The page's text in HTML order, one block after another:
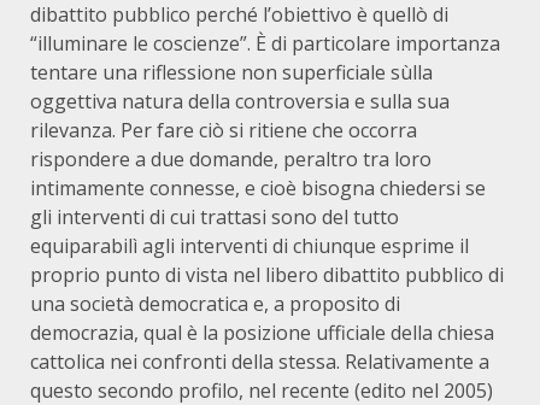
dibattito pubblico perché l’obiettivo è quellò di
“illuminare le coscienze”. È di particolare importanza
tentare una riflessione non superficiale sùlla
oggettiva natura della controversia e sulla sua
rilevanza. Per fare ciò si ritiene che occorra
rispondere a due domande, peraltro tra loro
intimamente connesse, e cioè bisogna chiedersi se
gli interventi di cui trattasi sono del tutto
equiparabilì agli interventi di chiunque esprime il
proprio punto di vista nel libero dibattito pubblico di
una società democratica e, a proposito di
democrazia, qual è la posizione ufficiale della chiesa
cattolica nei confronti della stessa. Relativamente a
questo secondo profilo, nel recente (edito nel 2005)